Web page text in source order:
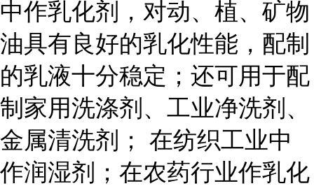
中作乳化剂，对动、植、矿物
油具有良好的乳化性能，配制
的乳液十分稳定；还可用于配
制家用洗涤剂、工业净洗剂、
金属清洗剂； 在纺织工业中
作润湿剂；在农药行业作乳化